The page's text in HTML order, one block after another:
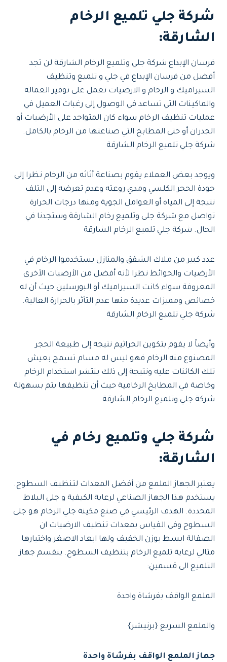
شركة جلي تلميع الرخام
الشارقة:
فرسان الإبداع شركة جلي وتلميع الرخام الشارقة لن تجد
أفضل من فرسان الإبداع في جلي و تلميع وتنظيف
السيراميك و الرخام و الارضيات نعمل على توفير العمالة
والماكينات التي تساعد في الوصول إلى رغبات العميل في
عمليات تنظيف الرخام سواء كان المتواجد على الأرضيات أو
الجدران أو حتى المطابخ التي صناعتها من الرخام بالكامل.
شركة جلي تلميع الرخام الشارقة
ويوجد بعض العملاء يقوم بصناعة أثاثه من الرخام نظرا إلى
جودة الحجر الكلسي ومدي روعته وعدم تعرضه إلى التلف
نتيجة إلى المياه أو العوامل الجوية ومنها درجات الحرارة
تواصل مع شركة جلى وتلميع رخام الشارقة وستجدنا في
الحال. شركة جلي تلميع الرخام الشارقة
عدد كبير من ملاك الشقق والمنازل يستخدموا الرخام في
الأرضيات والحوائط نظرا لأنه أفضل من الأرضيات الأخرى
المعروفة سواء كانت السيراميك أو البورسلين حيث أن له
خصائص ومميزات عديدة منها عدم التأثر بالحرارة العالية.
شركة جلي تلميع الرخام الشارقة
وأيضاً لا يقوم بتكوين الجراثيم نتيجة إلى طبيعة الحجر
المصنوع منه الرخام فهو ليس له مسام تسمح بعيش
تلك الكائنات عليه ونتيجة إلى ذلك ينتشر استخدام الرخام
وخاصة في المطابخ الرخامية حيث أن تنظيفها يتم بسهولة
شركة جلي وتلميع الرخام الشارقة
شركة جلي وتلميع رخام في
الشارقة:
يعتبر الجهاز الملمع من أفضل المعدات لتنظيف السطوح.
يستخدم هذا الجهاز الصناعي لرعاية الكيفية و جلى البلاط
المحددة. الهدف الرئيسي في صنع مكينة جلي الرخام هو جلى
السطوح وفي القياس بمعدات تنظيف الارضيات ان
الصقالة ابسط بوزن الخفيف ولها ابعاد الاصغر واختيارها
مثالي لرعاية تلميع الرخام بتنظيف السطوح. ينقسم جهاز
التلميع الى قسمينِ:
الملمع الواقف بفرشاة واحدة
والملمع السريع {برنيشر}
جهاز الملمع الواقف بفرشاة واحدة